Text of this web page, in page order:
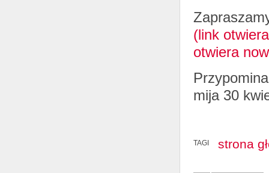
(link
otwiera
mija 30
TAGI strona